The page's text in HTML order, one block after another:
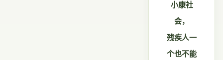
小康社
会，
残疾人一
个也不能